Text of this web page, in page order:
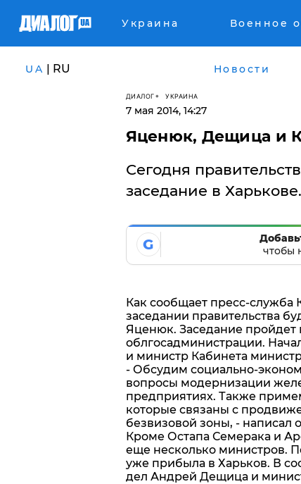
Украина Военное
UA | RU Новости
ДИАЛОГ УКРАИНА
7 мая 2014, 14:27
Яценюк, Дещица и
Сегодня
заседание в Харькове.
G
чтобы
Как сообщает пресс-служба
заседании правительства
Яценюк. Заседание
облгосадминистрации.
и министр Кабинета
- Обсудим социально-
вопросы модернизации
предприятиях. Также
которые связаны с
безвизовой зоны, - написал
Кроме Остапа Семерака и
еще несколько министров.
уже прибыла в Харьков. В
дел Андрей Дещица и